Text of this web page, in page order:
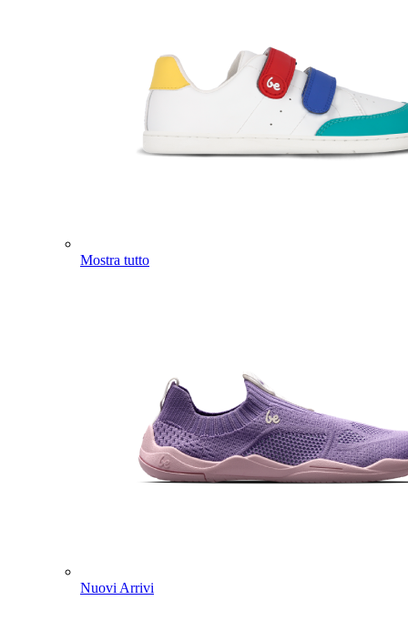
Mostra tutto
Nuovi Arrivi